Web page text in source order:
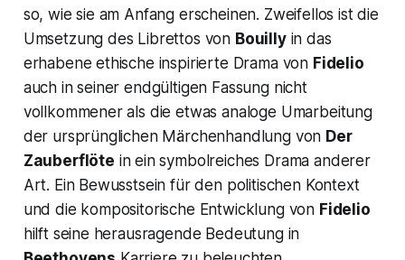
so, wie sie am Anfang erscheinen. Zweifellos ist die
Umsetzung des Librettos von Bouillyin das
erhabene ethische inspirierte Drama von Fidelio
auch in seiner endgültigen Fassung nicht
vollkommener als die etwas analoge Umarbeitung
der ursprünglichen Märchenhandlung von Der
Zauberflöte in ein symbolreiches Drama anderer
Art. Ein Bewusstsein für den politischen Kontext
und die kompositorische Entwicklung von Fidelio
hilft seine herausragende Bedeutung in